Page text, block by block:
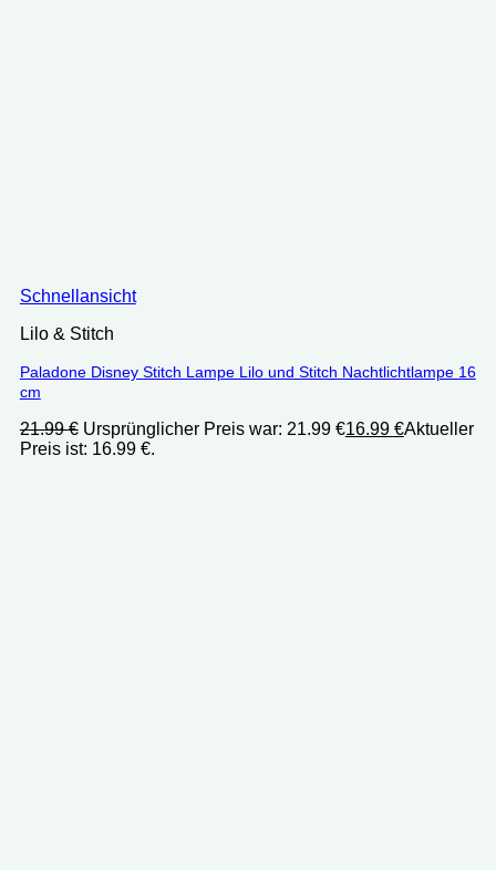
Schnellansicht
Lilo & Stitch
Paladone Disney Stitch Lampe Lilo und Stitch Nachtlichtlampe 16
cm
21.99€ Ursprünglicher Preis war: 21.99 €16.99 €Aktueller
Preis ist: 16.99 €.